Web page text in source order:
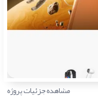
مشاهده جزئیات پروژه